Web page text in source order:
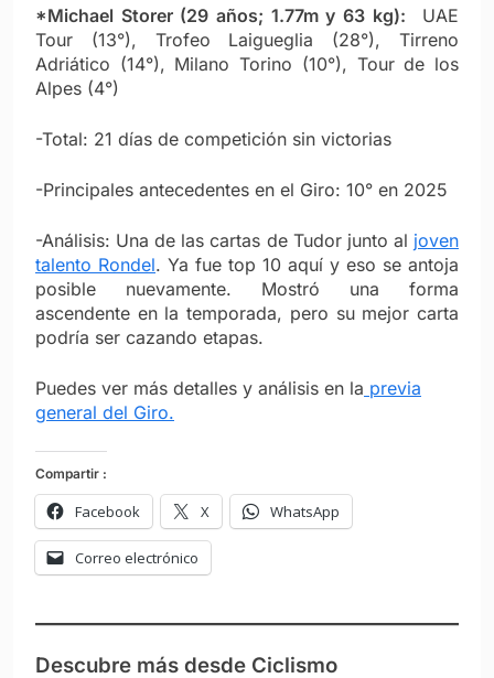
*Michael Storer (29 años; 1.77m y 63 kg): UAE
Tour (13°), Trofeo Laigueglia (28°), Tirreno
Adriático (14°), Milano Torino (10°), Tour de los
Alpes (4°)
-Total: 21 días de competición sin victorias
-Principales antecedentes en el Giro: 10° en 2025
-Análisis: Una de las cartas de Tudor junto al joven
talento Rondel. Ya fue top 10 aquí y eso se antoja
posible nuevamente. Mostró una forma
ascendente en la temporada, pero su mejor carta
podría ser cazando etapas.
Puedes ver más detalles y análisis en la previa
general del Giro.
Compartir :
Facebook X WhatsApp
Correo electrónico
Descubre más desde Ciclismo